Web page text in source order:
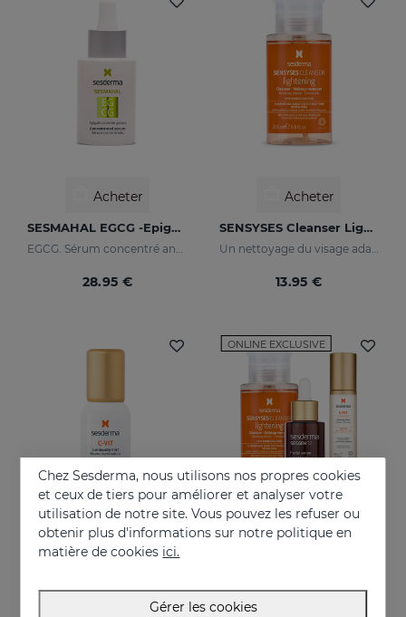
Acheter
SESMAHAL EGCG -Epigallocatechin Gallate
EGCG. Sérum concentré antioxydante
28.95 €
Acheter
SENSYSES Cleanser Lightening
Un nettoyage du visage adapté à votre peau
13.95 €
Acheter
Brume de beauté antioxydante et illuminatrice
ONLINE EXCLUSIVE
Acheter
Chez Sesderma, nous utilisons nos propres cookies
et ceux de tiers pour améliorer et analyser votre
utilisation de notre site. Vous pouvez les refuser ou
obtenir plus d'informations sur notre politique en
matière de cookies ici.
Gérer les cookies